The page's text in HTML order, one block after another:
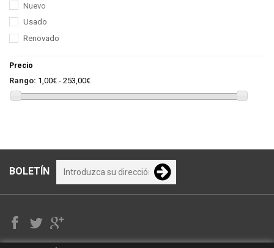
Nuevo
Usado
Renovado
Precio
Rango: 1,00€ - 253,00€
BOLETÍN